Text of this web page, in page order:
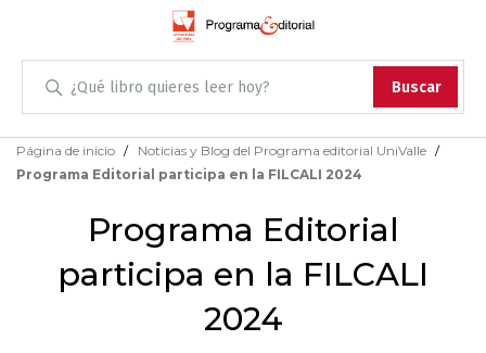
Buscar
Administración
Antropología
Arquitectura
Skip
Content
Página de inicio
Noticias y Blog del Programa editorial UniValle
Programa Editorial participa en la FILCALI 2024
Programa Editorial
participa en la FILCALI
2024